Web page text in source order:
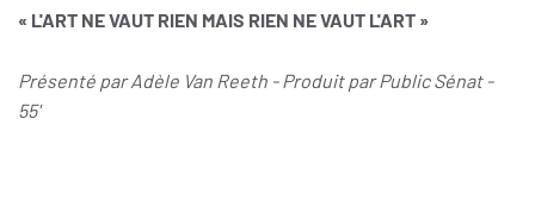
« L'ART NE VAUT RIEN MAIS RIEN NE VAUT L'ART »
Présenté par Adèle Van Reeth - Produit par Public Sénat -
55'